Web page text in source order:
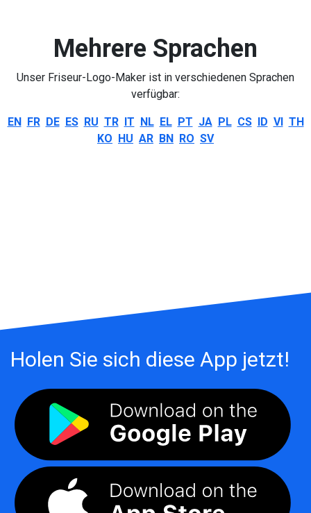
Mehrere Sprachen
Unser Friseur-Logo-Maker ist in verschiedenen Sprachen
verfügbar:
EN FR DE ES RU TR IT NL EL PT JA PL CS ID VI TH
KO HU AR BN RO SV
Holen Sie sich diese App jetzt!